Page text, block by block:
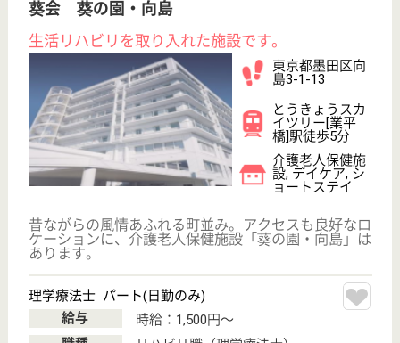
サービス紹介
クリックジョブ介護とは
公式LINE＠
お役立ち情報
転職ノウハウ
初めての介護転職